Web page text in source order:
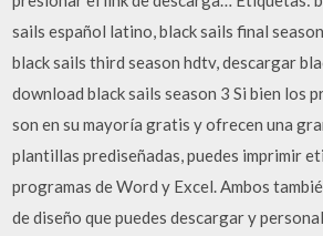
sails español latino, black sails final
black sails third season hdtv, descargar
download black sails season 3 Si bien los
son en su mayoría gratis y ofrecen una
plantillas prediseñadas, puedes imprimir
programas de Word y Excel. Ambos
de diseño que puedes descargar y